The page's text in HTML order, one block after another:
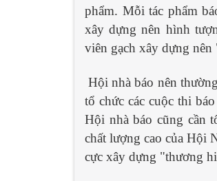
phẩm. Mỗi tác phẩm
xây dựng nên hình
viên gạch xây dựng
Hội nhà báo nên
tổ chức các cuộc thi
Hội nhà báo cũng cần
chất lượng cao của Hội
cực xây dựng "thương